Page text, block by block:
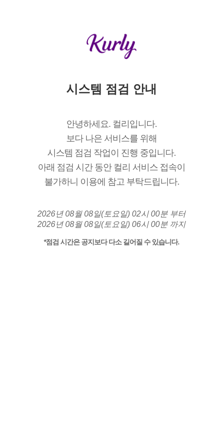
시스템 점검 안내
안녕하세요. 컬리입니다.
보다 나은 서비스를 위해
시스템 점검 작업이 진행 중입니다.
아래 점검 시간 동안 컬리 서비스 접속이
불가하니 이용에 참고 부탁드립니다.
2026년 08월 08일(토요일) 02시 00분 부터
2026년 08월 08일(토요일) 06시 00분 까지
*점검 시간은 공지보다 다소 길어질 수 있습니다.